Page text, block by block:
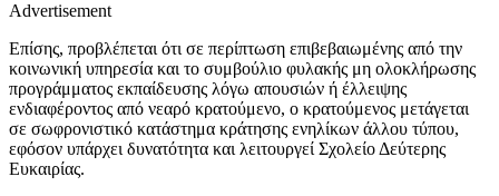
Advertisement
Επίσης, προβλέπεται ότι σε περίπτωση επιβεβαιωμένης από την
κοινωνική υπηρεσία και το συμβούλιο φυλακής μη ολοκλήρωσης
προγράμματος εκπαίδευσης λόγω απουσιών ή έλλειψης
ενδιαφέροντος από νεαρό κρατούμενο, ο κρατούμενος μετάγεται
σε σωφρονιστικό κατάστημα κράτησης ενηλίκων άλλου τύπου,
εφόσον υπάρχει δυνατότητα και λειτουργεί Σχολείο Δεύτερης
Ευκαιρίας.